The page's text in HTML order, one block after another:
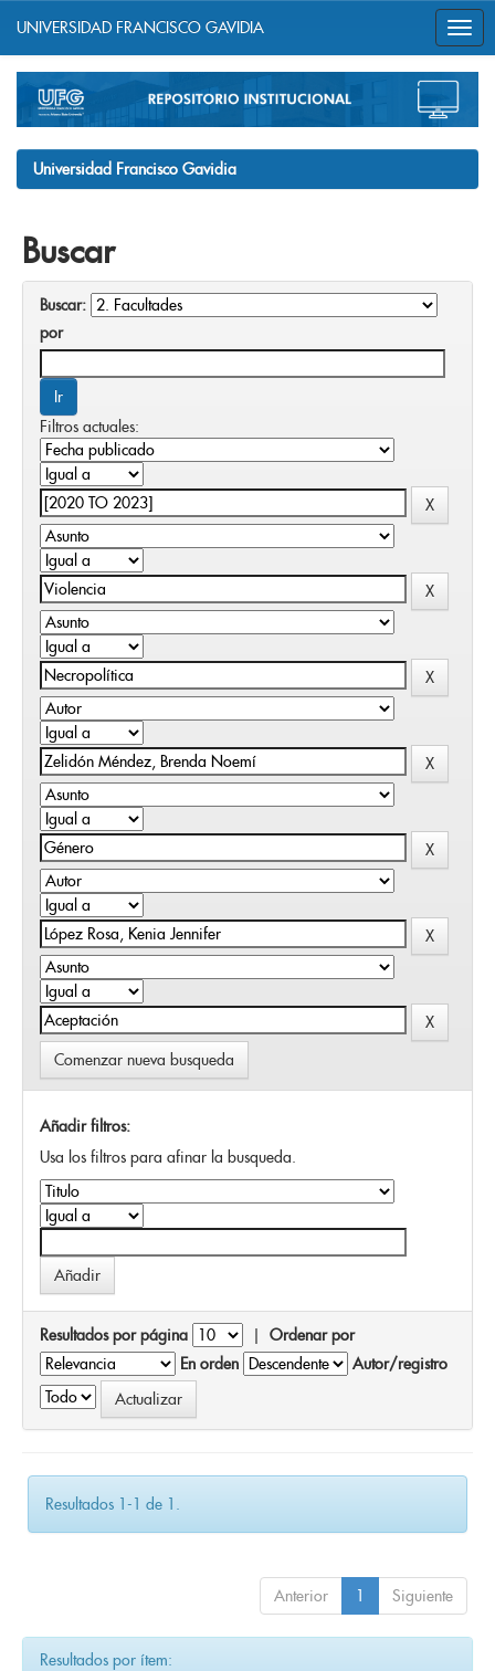
navigation
UNIVERSIDAD FRANCISCO GAVIDIA
Universidad Francisco Gavidia
Buscar
Buscar:
por
Filtros actuales:
Comenzar nueva busqueda
Añadir filtros:
Usa los filtros para afinar la busqueda.
Resultados por página | Ordenar por
En orden
Autor/registro
Resultados 1-1 de 1.
Anterior 1 Siguiente
Resultados por ítem: